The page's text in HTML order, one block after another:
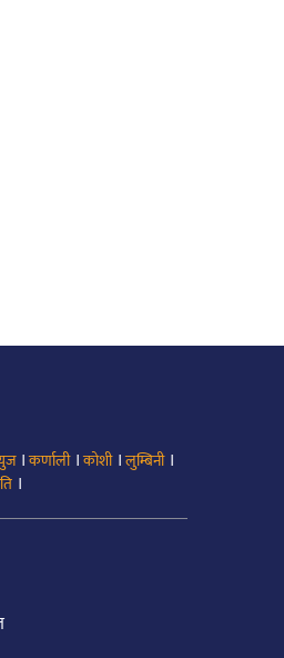
।कर्णाली।कोशी।लुम्बिनी।
।